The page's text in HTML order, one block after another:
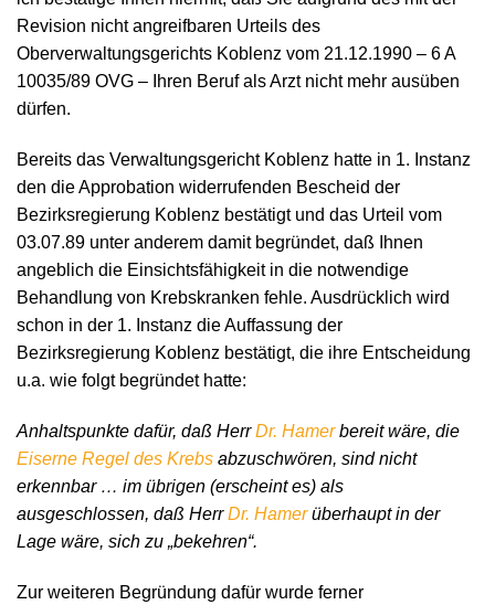
Revision nicht angreifbaren Urteils des
Oberverwaltungsgerichts Koblenz vom 21.12.1990 – 6 A
10035/89 OVG – Ihren Beruf als Arzt nicht mehr ausüben
dürfen.
Bereits das Verwaltungsgericht Koblenz hatte in 1. Instanz
den die Approbation widerrufenden Bescheid der
Bezirksregierung Koblenz bestätigt und das Urteil vom
03.07.89 unter anderem damit begründet, daß Ihnen
angeblich die Einsichtsfähigkeit in die notwendige
Behandlung von Krebskranken fehle. Ausdrücklich wird
schon in der 1. Instanz die Auffassung der
Bezirksregierung Koblenz bestätigt, die ihre Entscheidung
u.a. wie folgt begründet hatte:
Anhaltspunkte dafür, daß HerrDr. Hamerbereit wäre, die
Eiserne Regel des Krebs abzuschwören, sind nicht
erkennbar … im übrigen (erscheint es) als
ausgeschlossen, daß HerrDr. Hamerüberhaupt in der
Lage wäre, sich zu „bekehren“.
Zur weiteren Begründung dafür wurde ferner